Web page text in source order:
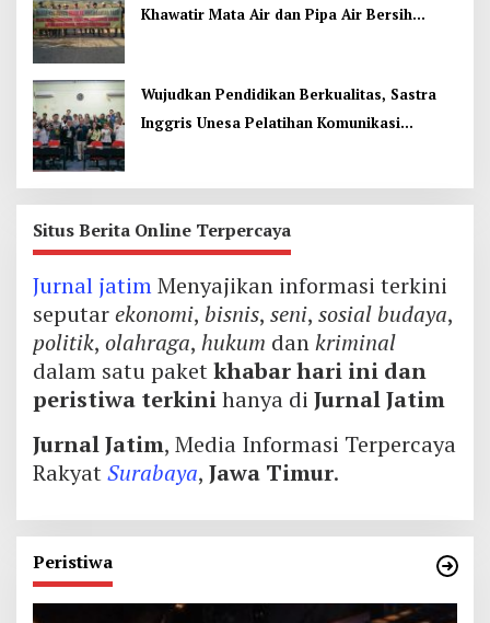
Khawatir Mata Air dan Pipa Air Bersih
Wujudkan Pendidikan Berkualitas, Sastra
Inggris Unesa Pelatihan Komunikasi
Situs Berita Online Terpercaya
Jurnal jatimMenyajikan informasi terkini
seputarekonomi, bisnis, seni, sosial budaya,
politik, olahraga, hukum dankriminal
dalam satu paketkhabar hari ini dan
peristiwa terkinihanya di Jurnal Jatim
Jurnal Jatim, Media Informasi Terpercaya
RakyatSurabaya, Jawa Timur.
Peristiwa